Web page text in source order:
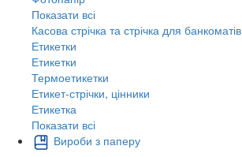
Показати всі
Касова стрічка та стрічка для банкоматів
Етикетки
Етикетки
Термоетикетки
Етикет-стрічки, цінники
Етикетка
Показати всі
Вироби з паперу